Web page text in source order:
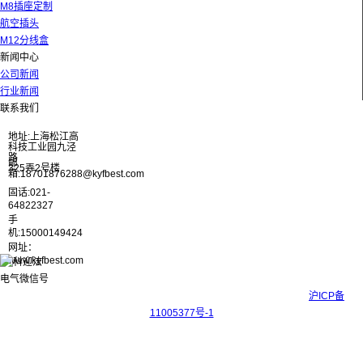
M8插座定制
航空插头
M12分线盒
新闻中心
公司新闻
行业新闻
联系我们
地址:上海松江高
科技工业园九泾
路
325弄2号楼
邮
箱:18701876288@kyfbest.com
固话:021-
64822327
手
机:15000149424
网址：
www.kyfbest.com
沪ICP备
11005377号-1